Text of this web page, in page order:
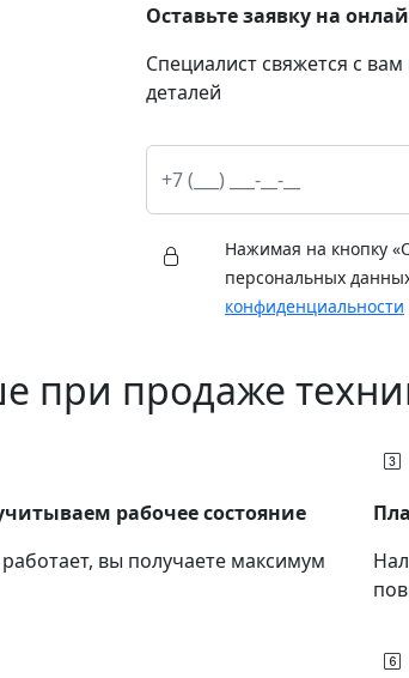
Оставьте заявку на
Специалист свяжется с
деталей
Нажимая на кнопку
персональных
конфиденциальности
при продаже
рабочее состояние
работает, вы получаете максимум